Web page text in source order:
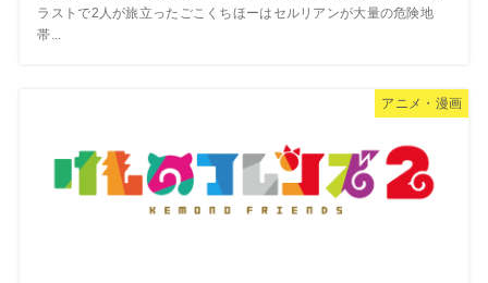
ラストで2人が旅立ったごこくちほーはセルリアンが大量の危険地
帯...
アニメ・漫画